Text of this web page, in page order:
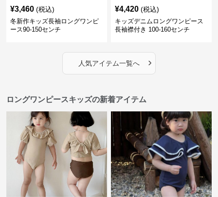
¥3,460 (税込)
冬新作キッズ長袖ロングワンピ
ース90-150センチ
¥4,420 (税込)
キッズデニムロングワンピース
長袖襟付き 100-160センチ
人気アイテム一覧へ ›
ロングワンピースキッズの新着アイテム